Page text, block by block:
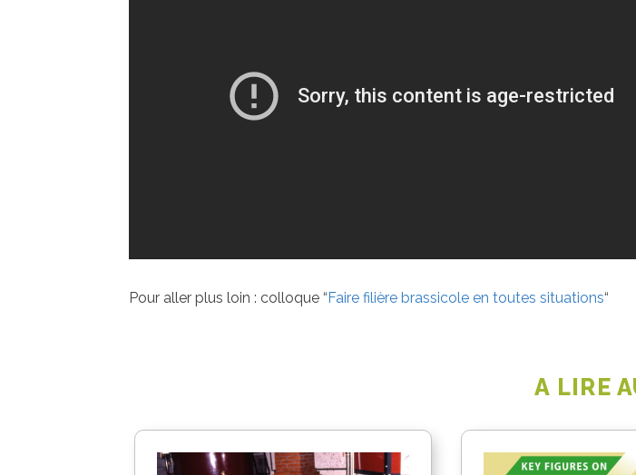
Pour aller plus loin : colloque “ Faire filière brassicole en toutes situations“
A LIRE